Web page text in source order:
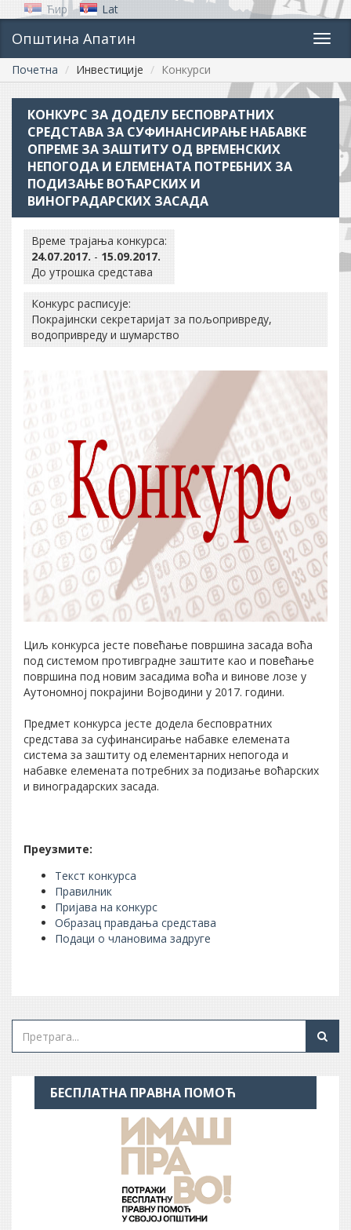
Ћир Lat
Општина Апатин
Почетна Инвестиције Конкурси
КОНКУРС ЗА ДОДЕЛУ БЕСПОВРАТНИХ
СРЕДСТАВА ЗА СУФИНАНСИРАЊЕ НАБАВКЕ
ОПРЕМЕ ЗА ЗАШТИТУ ОД ВРЕМЕНСКИХ
НЕПОГОДА И ЕЛЕМЕНАТА ПОТРЕБНИХ ЗА
ПОДИЗАЊЕ ВОЋАРСКИХ И
ВИНОГРАДАРСКИХ ЗАСАДА
Време трајања конкурса:
24.07.2017. - 15.09.2017.
До утрошка средстава
Конкурс расписује:
Покрајински секретаријат за пољопривреду,
водопривреду и шумарство
Циљ конкурса јесте повећање површина засада воћа
под системом противградне заштите као и повећање
површина под новим засадима воћа и винове лозе у
Аутономној покрајини Војводини у 2017. години.
Предмет конкурса јесте додела бесповратних
средстава за суфинансирање набавке елемената
система за заштиту од елементарних непогода и
набавке елемената потребних за подизање воћарских
и виноградарских засада.
Преузмите:
Текст конкурса
Правилник
Пријава на конкурс
Образац правдања средстава
Подаци о члановима задруге
БЕСПЛАТНА ПРАВНА ПОМОЋ